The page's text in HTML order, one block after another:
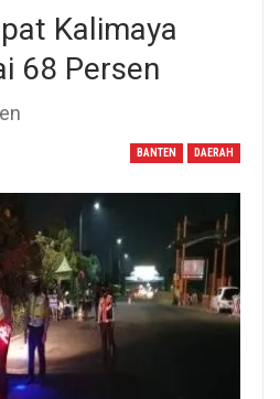
Kalimaya
68 Persen
BANTEN DAERAH